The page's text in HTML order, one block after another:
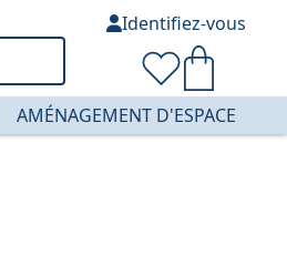
AMÉNAGEMENT D'ESPACE
Identifiez-vous